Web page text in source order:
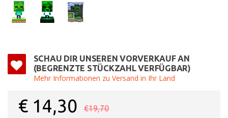
SCHAU DIR UNSEREN VORVERKAUF AN
(BEGRENZTE STÜCKZAHL VERFÜGBAR)
Mehr Informationen zu Versand in Ihr Land
€ 14,30 €19,70